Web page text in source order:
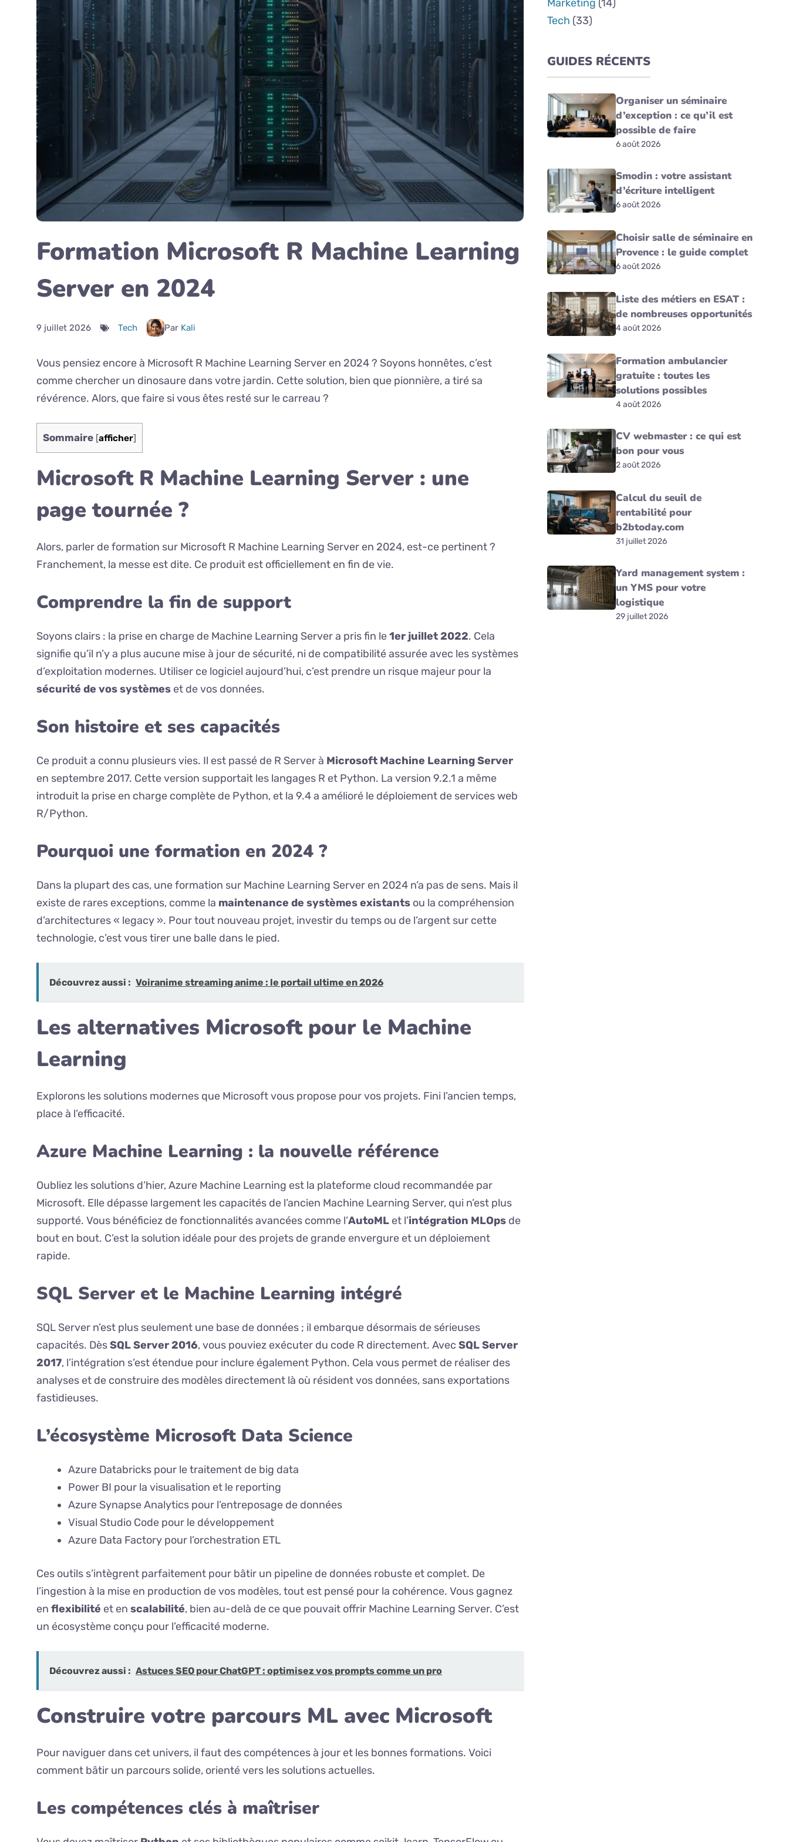
Formation Microsoft R Machine Learning
Server en 2024
9 juillet 2026 Tech Par Kali
Vous pensiez encore à Microsoft R Machine Learning Server en 2024 ? Soyons honnêtes, c’est
comme chercher un dinosaure dans votre jardin. Cette solution, bien que pionnière, a tiré sa
révérence. Alors, que faire si vous êtes resté sur le carreau ?
Sommaire [afficher]
Microsoft R Machine Learning Server : une
page tournée ?
Alors, parler de formation sur Microsoft R Machine Learning Server en 2024, est-ce pertinent ?
Franchement, la messe est dite. Ce produit est officiellement en fin de vie.
Comprendre la fin de support
Soyons clairs : la prise en charge de Machine Learning Server a pris fin le1er juillet 2022. Cela
signifie qu’il n’y a plus aucune mise à jour de sécurité, ni de compatibilité assurée avec les systèmes
d’exploitation modernes. Utiliser ce logiciel aujourd’hui, c’est prendre un risque majeur pour la
sécurité de vos systèmes et de vos données.
Son histoire et ses capacités
Ce produit a connu plusieurs vies. Il est passé de R Server à Microsoft Machine Learning Server
en septembre 2017. Cette version supportait les langages R et Python. La version 9.2.1 a même
introduit la prise en charge complète de Python, et la 9.4 a amélioré le déploiement de services web
R/Python.
Pourquoi une formation en 2024 ?
Dans la plupart des cas, une formation sur Machine Learning Server en 2024 n’a pas de sens. Mais il
existe de rares exceptions, comme la maintenance de systèmes existants ou la compréhension
d’architectures « legacy ». Pour tout nouveau projet, investir du temps ou de l’argent sur cette
technologie, c’est vous tirer une balle dans le pied.
Découvrez aussi : Voiranime streaming anime : le portail ultime en 2026
Les alternatives Microsoft pour le Machine
Learning
Explorons les solutions modernes que Microsoft vous propose pour vos projets. Fini l’ancien temps,
place à l’efficacité.
Azure Machine Learning : la nouvelle référence
Oubliez les solutions d’hier, Azure Machine Learning est la plateforme cloud recommandée par
Microsoft. Elle dépasse largement les capacités de l’ancien Machine Learning Server, qui n’est plus
supporté. Vous bénéficiez de fonctionnalités avancées comme l’AutoML et l’intégration MLOps de
bout en bout. C’est la solution idéale pour des projets de grande envergure et un déploiement
rapide.
SQL Server et le Machine Learning intégré
SQL Server n’est plus seulement une base de données ; il embarque désormais de sérieuses
capacités. DèsSQL Server 2016, vous pouviez exécuter du code R directement. Avec SQL Server
2017, l’intégration s’est étendue pour inclure également Python. Cela vous permet de réaliser des
analyses et de construire des modèles directement là où résident vos données, sans exportations
fastidieuses.
L’écosystème Microsoft Data Science
Azure Databricks pour le traitement de big data
Power BI pour la visualisation et le reporting
Azure Synapse Analytics pour l’entreposage de données
Visual Studio Code pour le développement
Azure Data Factory pour l’orchestration ETL
Ces outils s’intègrent parfaitement pour bâtir un pipeline de données robuste et complet. De
l’ingestion à la mise en production de vos modèles, tout est pensé pour la cohérence. Vous gagnez
en flexibilité et en scalabilité, bien au-delà de ce que pouvait offrir Machine Learning Server. C’est
un écosystème conçu pour l’efficacité moderne.
Découvrez aussi : Astuces SEO pour ChatGPT : optimisez vos prompts comme un pro
Construire votre parcours ML avec Microsoft
Pour naviguer dans cet univers, il faut des compétences à jour et les bonnes formations. Voici
comment bâtir un parcours solide, orienté vers les solutions actuelles.
Les compétences clés à maîtriser
Marketing (14)
Tech (33)
GUIDES RÉCENTS
Organiser un séminaire
d’exception : ce qu’il est
possible de faire
6 août 2026
Smodin : votre assistant
d’écriture intelligent
6 août 2026
Choisir salle de séminaire en
Provence : le guide complet
6 août 2026
Liste des métiers en ESAT :
de nombreuses opportunités
4 août 2026
Formation ambulancier
gratuite : toutes les
solutions possibles
4 août 2026
CV webmaster : ce qui est
bon pour vous
2 août 2026
Calcul du seuil de
rentabilité pour
b2btoday.com
31 juillet 2026
Yard management system :
un YMS pour votre
logistique
29 juillet 2026